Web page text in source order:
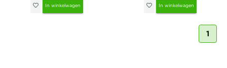
In winkelwagen In winkelwagen
1